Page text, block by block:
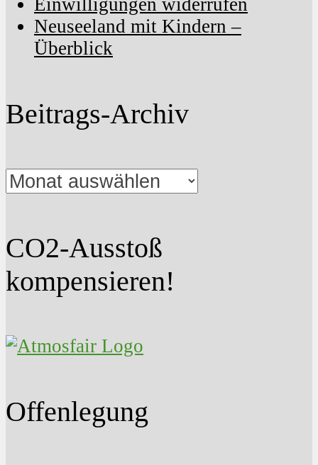
Einwilligungen widerrufen
Neuseeland mit Kindern –
Überblick
Beitrags-Archiv
Beitrags-
Archiv
CO2-Ausstoß
kompensieren!
Offenlegung